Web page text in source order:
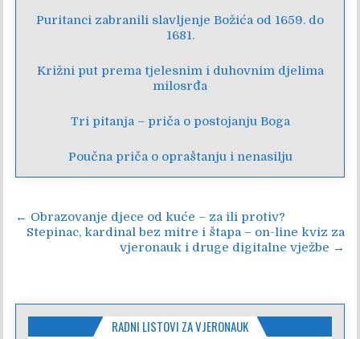
Puritanci zabranili slavljenje Božića od 1659. do
1681.
Križni put prema tjelesnim i duhovnim djelima
milosrđa
Tri pitanja – priča o postojanju Boga
Poučna priča o opraštanju i nenasilju
Navigacija
objava
← Obrazovanje djece od kuće – za ili protiv?
Stepinac, kardinal bez mitre i štapa – on-line kviz za
vjeronauk i druge digitalne vježbe →
RADNI LISTOVI ZA VJERONAUK